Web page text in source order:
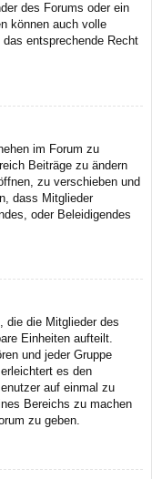
des Forums oder ein
können auch volle
das entsprechende Recht
im Forum zu
Beiträge zu ändern
zu verschieben und
dass Mitglieder
oder Beleidigendes
die die Mitglieder des
Einheiten aufteilt.
und jeder Gruppe
es den
auf einmal zu
Bereichs zu machen
zu geben.